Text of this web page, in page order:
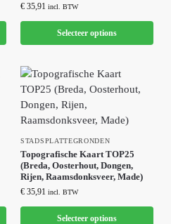
€ 35,91 incl. BTW
Selecteer options
STADSPLATTEGRONDEN
Topografische Kaart TOP25
(Breda, Oosterhout, Dongen,
Rijen, Raamsdonksveer, Made)
€ 35,91 incl. BTW
Selecteer options